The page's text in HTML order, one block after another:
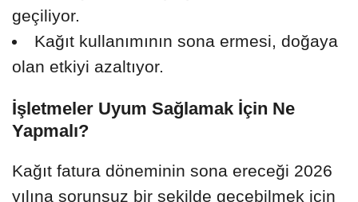
geçiliyor.
Kağıt kullanımının sona ermesi, doğaya
olan etkiyi azaltıyor.
İşletmeler Uyum Sağlamak İçin Ne
Yapmalı?
Kağıt fatura döneminin sona ereceği 2026
yılına sorunsuz bir şekilde geçebilmek için